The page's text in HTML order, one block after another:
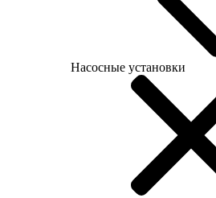
Насосные установки